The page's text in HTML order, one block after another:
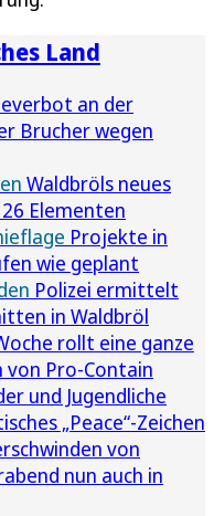
Land
an der
Brucher wegen
Waldbröls neues
Elementen
Projekte in
wie geplant
Polizei ermittelt
in Waldbröl
rollt eine ganze
von Pro-Contain
und Jugendliche
„Peace“-Zeichen
von
nun auch in